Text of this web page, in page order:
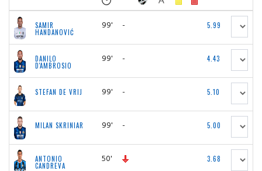
SAMIR
HANDANOVIĆ
99' - 5.99
DANILO
D'AMBROSIO
99' - 4.43
STEFAN DE VRIJ 99' - 5.10
MILAN SKRINIAR 99' - 5.00
ANTONIO
CANDREVA
50' 3.68